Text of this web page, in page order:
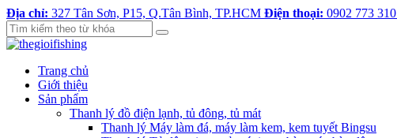
Địa chỉ: 327 Tân Sơn, P15, Q.Tân Bình, TP.HCM Điện thoại: 0902 773 310
Trang chủ
Giới thiệu
Sản phẩm
Thanh lý đồ điện lạnh, tủ đông, tủ mát
Thanh lý Máy làm đá, máy làm kem, kem tuyết Bingsu